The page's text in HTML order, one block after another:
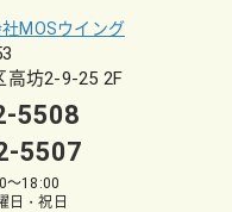
高坊2-9-25 2F
5508
5507
～18:00
日・祝日